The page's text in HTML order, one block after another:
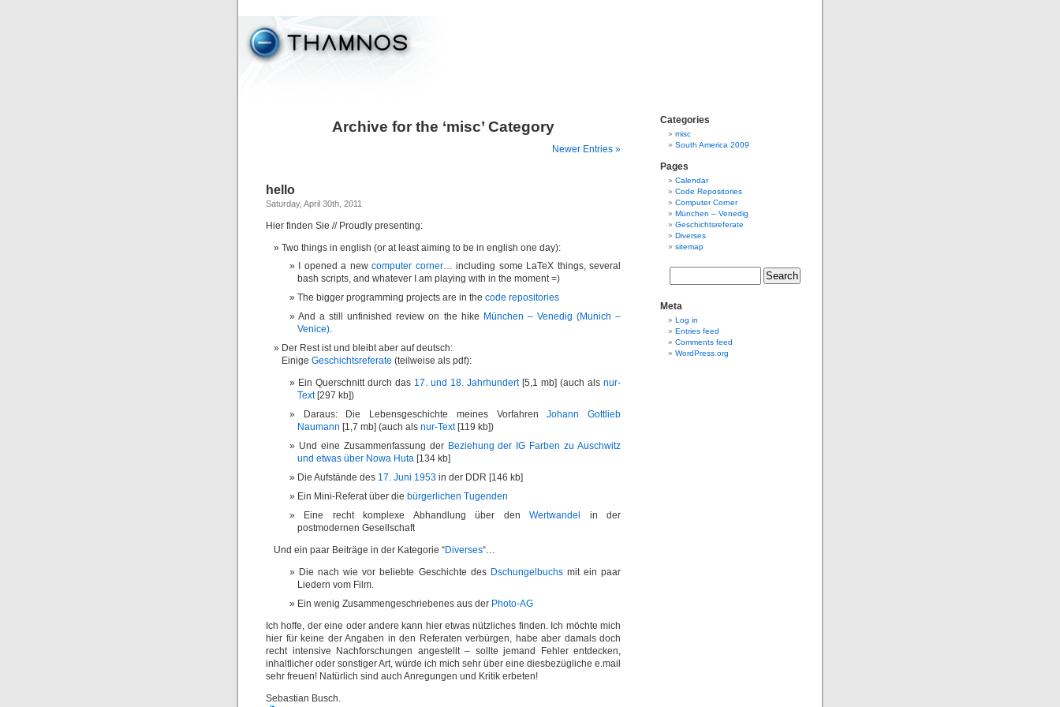
Archive for the ‘misc’ Category
Newer Entries »
hello
Saturday, April 30th, 2011
Hier finden Sie // Proudly presenting:
Two things in english (or at least aiming to be in english one day):
I opened a newcomputer corner… including some LaTeX things, several
bash scripts, and whatever I am playing with in the moment =)
The bigger programming projects are in the code repositories
And a still unfinished review on the hike München – Venedig (Munich –
Venice).
Der Rest ist und bleibt aber auf deutsch:
Einige Geschichtsreferate (teilweise als pdf):
Ein Querschnitt durch das 17. und 18. Jahrhundert[5,1 mb] (auch als nur-
Text[297 kb])
Daraus: Die Lebensgeschichte meines VorfahrenJohann Gottlieb
Naumann [1,7 mb] (auch als nur-Text[119 kb])
Und eine Zusammenfassung der Beziehung der IG Farben zu Auschwitz
und etwas über Nowa Huta [134 kb]
Die Aufstände des 17. Juni 1953 in der DDR [146 kb]
Ein Mini-Referat über die bürgerlichen Tugenden
Eine recht komplexe Abhandlung über denWertwandel
in der
postmodernen Gesellschaft
Und ein paar Beiträge in der Kategorie “Diverses“…
Die nach wie vor beliebte Geschichte des Dschungelbuchsmit ein paar
Liedern vom Film.
Ein wenig Zusammengeschriebenes aus der Photo-AG
Ich hoffe, der eine oder andere kann hier etwas nützliches finden. Ich möchte mich
hier für keine der Angaben in den Referaten verbürgen, habe aber damals doch
recht intensive Nachforschungen angestellt – sollte jemand Fehler entdecken,
inhaltlicher oder sonstiger Art, würde ich mich sehr über eine diesbezügliche e.mail
sehr freuen! Natürlich sind auch Anregungen und Kritik erbeten!
Sebastian Busch.
Categories
misc
South America 2009
Pages
Calendar
Code Repositories
Computer Corner
München – Venedig
Geschichtsreferate
Diverses
sitemap
Search
Meta
Log in
Entries feed
Comments feed
WordPress.org